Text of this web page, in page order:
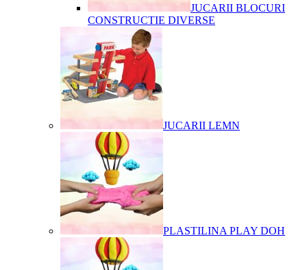
JUCARII BLOCURI
CONSTRUCTIE DIVERSE
JUCARII LEMN
PLASTILINA PLAY DOH